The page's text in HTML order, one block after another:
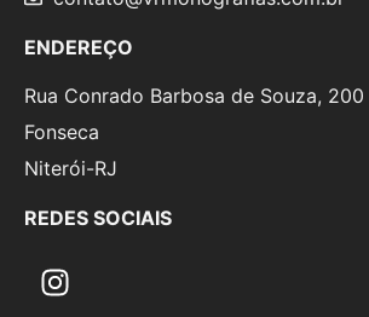
ENDEREÇO
Rua Conrado Barbosa de Souza, 200
Fonseca
Niterói-RJ
REDES SOCIAIS